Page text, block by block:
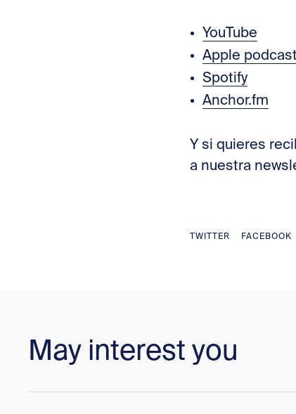
⁠YouTube⁠
⁠Apple
⁠Spotify⁠
⁠Anchor.fm⁠
Y si quieres
a nuestra
TWITTER FACEBOOK
May interest you